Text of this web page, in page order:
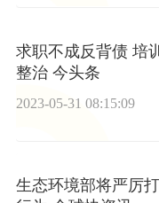
求职不成反背债 培
整治 今头条
2023-05-31 08:15:09
生态环境部将严厉